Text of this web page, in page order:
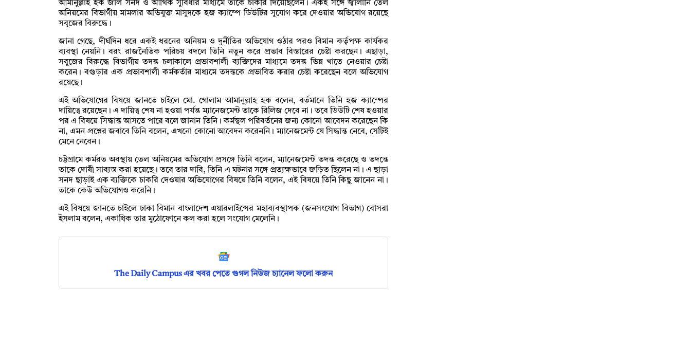
আমানুল্লাহ হক জাল সনদ ও আর্থিক সুবিধার মাধ্যমে তাকে চাকরি দিয়েছিলেন। একই সঙ্গে জ্বালানি তেল
অনিয়মের বিভাগীয় মামলার অভিযুক্ত মাসুদকে হজ ক্যাম্পে ডিউটির সুযোগ করে দেওয়ার অভিযোগ রয়েছে
সবুজের বিরুদ্ধে।
জানা গেছে, দীর্ঘদিন ধরে একই ধরনের অনিয়ম ও দুর্নীতির অভিযোগ ওঠার পরও বিমান কর্তৃপক্ষ কার্যকর
ব্যবস্থা নেয়নি। বরং রাজনৈতিক পরিচয় বদলে তিনি নতুন করে প্রভাব বিস্তারের চেষ্টা করছেন। এছাড়া,
সবুজের বিরুদ্ধে বিভাগীয় তদন্ত চলাকালে প্রভাবশালী ব্যক্তিদের মাধ্যমে তদন্ত ভিন্ন খাতে নেওয়ার চেষ্টা
করেন। বগুড়ার এক প্রভাবশালী কর্মকর্তার মাধ্যমে তদন্তকে প্রভাবিত করার চেষ্টা করেছেন বলে অভিযোগ
রয়েছে।
এই অভিযোগের বিষয়ে জানতে চাইলে মো. গোলাম আমানুল্লাহ হক বলেন, বর্তমানে তিনি হজ ক্যাম্পের
দায়িত্বে রয়েছেন। এ দায়িত্ব শেষ না হওয়া পর্যন্ত ম্যানেজমেন্ট তাকে রিলিজ দেবে না। তবে ডিউটি শেষ হওয়ার
পর এ বিষয়ে সিদ্ধান্ত আসতে পারে বলে জানান তিনি। কর্মস্থল পরিবর্তনের জন্য কোনো আবেদন করেছেন কি
না, এমন প্রশ্নের জবাবে তিনি বলেন, এখনো কোনো আবেদন করেননি। ম্যানেজমেন্ট যে সিদ্ধান্ত নেবে, সেটিই
মেনে নেবেন।
চট্টগ্রামে কর্মরত অবস্থায় তেল অনিয়মের অভিযোগ প্রসঙ্গে তিনি বলেন, ম্যানেজমেন্ট তদন্ত করেছে ও তদন্তে
তাকে দোষী সাব্যস্ত করা হয়েছে। তবে তার দাবি, তিনি এ ঘটনার সঙ্গে প্রত্যক্ষভাবে জড়িত ছিলেন না। এ ছাড়া
সনদ ছাড়াই এক ব্যক্তিকে চাকরি দেওয়ার অভিযোগের বিষয়ে তিনি বলেন, এই বিষয়ে তিনি কিছু জানেন না।
তাকে কেউ অভিযোগও করেনি।
এই বিষয়ে জানতে চাইলে ঢাকা বিমান বাংলাদেশ এয়ারলাইন্সের মহাব্যবস্থাপক (জনসংযোগ বিভাগ) বোসরা
ইসলাম বলেন, একাধিক তার মুঠোফোনে কল করা হলে সংযোগ মেলেনি।
The Daily Campus এর খবর পেতে গুগল নিউজ চ্যানেল ফলো করুন